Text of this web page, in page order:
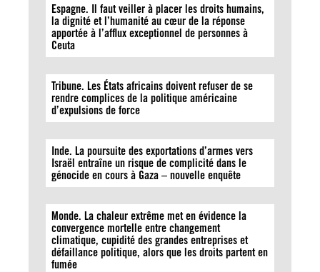
Espagne. Il faut veiller à placer les droits humains,
la dignité et l’humanité au cœur de la réponse
apportée à l’afflux exceptionnel de personnes à
Ceuta
Tribune. Les États africains doivent refuser de se
rendre complices de la politique américaine
d’expulsions de force
Inde. La poursuite des exportations d’armes vers
Israël entraîne un risque de complicité dans le
génocide en cours à Gaza – nouvelle enquête
Monde. La chaleur extrême met en évidence la
convergence mortelle entre changement
climatique, cupidité des grandes entreprises et
défaillance politique, alors que les droits partent en
fumée